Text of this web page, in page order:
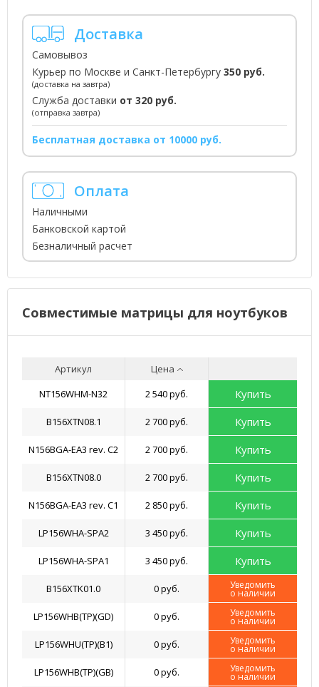
Доставка
Самовывоз
Курьер по Москве и Санкт-Петербургу 350 руб.
(доставка на завтра)
Служба доставки от 320 руб.
(отправка завтра)
Бесплатная доставка от 10000 руб.
Оплата
Наличными
Банковской картой
Безналичный расчет
Совместимые матрицы для ноутбуков
Артикул
Цена
NT156WHM-N32
2 540 руб. Купить
B156XTN08.1 2 700 руб. Купить
N156BGA-EA3 rev. C2 2 700 руб. Купить
B156XTN08.0 2 700 руб. Купить
N156BGA-EA3 rev. C1 2 850 руб. Купить
LP156WHA-SPA2 3 450 руб. Купить
LP156WHA-SPA1 3 450 руб. Купить
B156XTK01.0 0 руб. Уведомить
о наличии
LP156WHB(TP)(GD) 0 руб. Уведомить
о наличии
LP156WHU(TP)(B1) 0 руб. Уведомить
о наличии
LP156WHB(TP)(GB) 0 руб. Уведомить
о наличии